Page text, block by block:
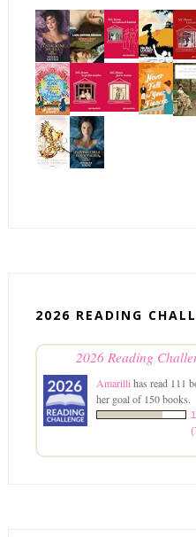
2026 READING
2026 Reading
Amarillihas read 111
her goal of 150 books.